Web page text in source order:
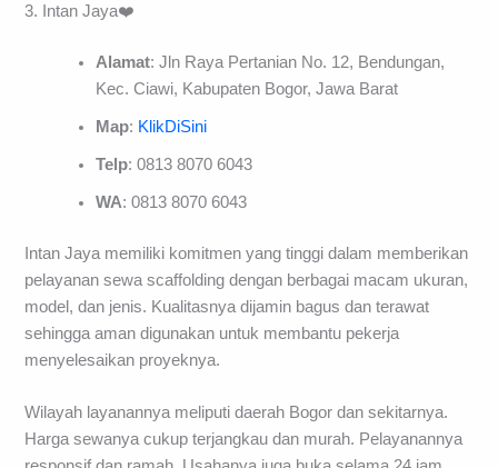
3. Intan Jaya❤️
Alamat: Jln Raya Pertanian No. 12, Bendungan,
Kec. Ciawi, Kabupaten Bogor, Jawa Barat
Map: KlikDiSini
Telp: 0813 8070 6043
WA: 0813 8070 6043
Intan Jaya memiliki komitmen yang tinggi dalam memberikan
pelayanan sewa scaffolding dengan berbagai macam ukuran,
model, dan jenis. Kualitasnya dijamin bagus dan terawat
sehingga aman digunakan untuk membantu pekerja
menyelesaikan proyeknya.
Wilayah layanannya meliputi daerah Bogor dan sekitarnya.
Harga sewanya cukup terjangkau dan murah. Pelayanannya